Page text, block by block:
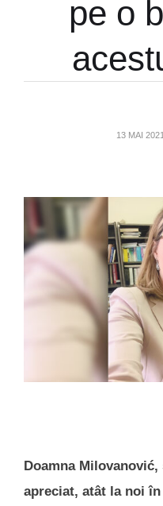
pe o
13 MAI 2021
Doamna
apreciat, atât la noi